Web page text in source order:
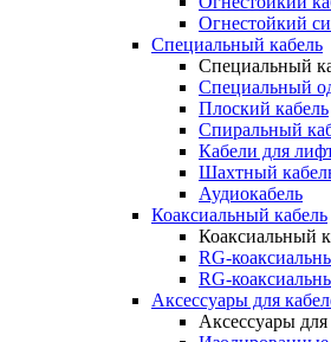
Огнестойкий
Специальный кабель
Специальный
Специальный
Плоский кабель
Спиральный
Кабели для
Шахтный
Аудиокабель
Коаксиальный кабель
Коаксиальный
RG-
RG-
Аксессуары для
Аксессуары для